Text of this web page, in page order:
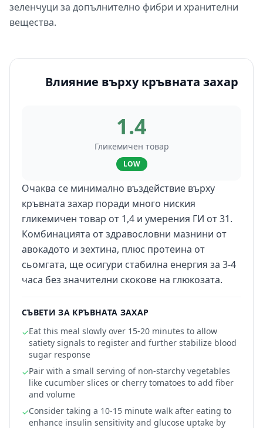
зеленчуци за допълнително фибри и хранителни
вещества.
Влияние върху кръвната захар
1.4
Гликемичен товар
LOW
Очаква се минимално въздействие върху
кръвната захар поради много ниския
гликемичен товар от 1,4 и умерения ГИ от 31.
Комбинацията от здравословни мазнини от
авокадото и зехтина, плюс протеина от
сьомгата, ще осигури стабилна енергия за 3-4
часа без значителни скокове на глюкозата.
СЪВЕТИ ЗА КРЪВНАТА ЗАХАР
✓Eat this meal slowly over 15-20 minutes to allow
satiety signals to register and further stabilize blood
sugar response
✓Pair with a small serving of non-starchy vegetables
like cucumber slices or cherry tomatoes to add fiber
and volume
✓Consider taking a 10-15 minute walk after eating to
enhance insulin sensitivity and glucose uptake by